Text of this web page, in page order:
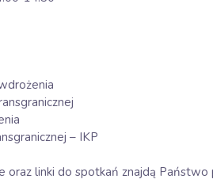
– IKP
oraz linki do spotkań znajdą Państwo